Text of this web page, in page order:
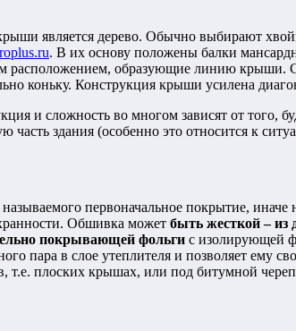
является дерево. Обычно выбирают
. В их основу положены балки
расположением, образующие линию крыши.
коньку. Конструкция крыши усилена
и сложность во многом зависят от того,
здания (особенно это относится к
первоначальное покрытие,
Обшивка может быть жесткой – из
покрывающей фольги с изолирующей
пара в слое утеплителя и позволяет ему
т.е. плоских крышах, или под битумной